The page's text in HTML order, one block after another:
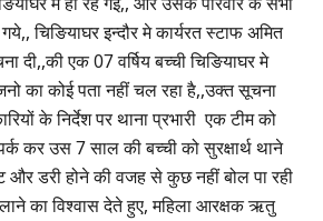
चिङियाघर इन्दौर मे कार्यरत स्टाफ अमित
दी,,की एक 07 वर्षिय बच्ची चिङियाघर मे
का कोई पता नहीं चल रहा है,,उक्त सूचना
के निर्देश पर थाना प्रभारी एक टीम को
कर उस 7 साल की बच्ची को सुरक्षार्थ थाने
डरी होने की वजह से कुछ नहीं बोल पा रही
का विश्वास देते हुए, महिला आरक्षक ऋतु